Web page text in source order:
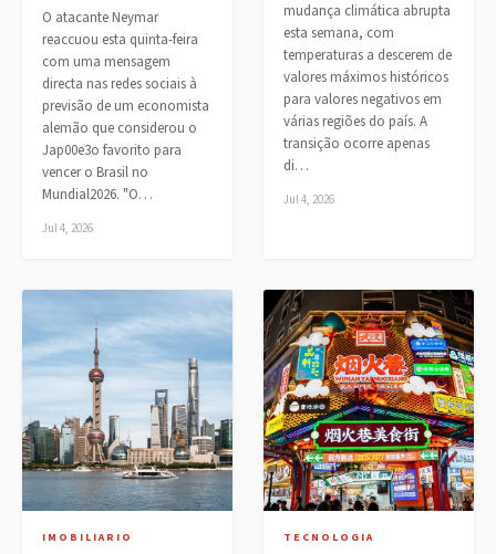
O atacante Neymar
reaccuou esta quinta-feira
com uma mensagem
directa nas redes sociais à
previsão de um economista
alemão que considerou o
Jap00e3o favorito para
vencer o Brasil no
Mundial2026. "O…
Jul 4, 2026
mudança climática abrupta
esta semana, com
temperaturas a descerem de
valores máximos históricos
para valores negativos em
várias regiões do país. A
transição ocorre apenas
di…
Jul 4, 2026
IMOBILIARIO TECNOLOGIA